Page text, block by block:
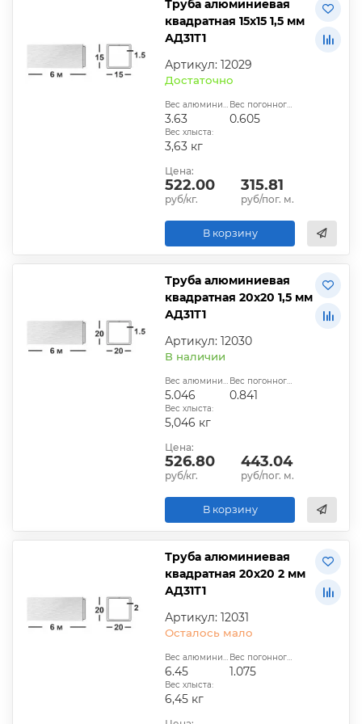
Труба алюминиевая
квадратная 15х15 1,5 мм
АД31Т1
Артикул: 12029
Достаточно
Вес алюминиевой трубы, кг:
3.63
Вес погонного метра, кг:
0.605
Вес хлыста:
3,63 кг
Цена:
522.00
руб/кг.
315.81
руб/пог. м.
В корзину
Труба алюминиевая
квадратная 20х20 1,5 мм
АД31Т1
Артикул: 12030
В наличии
Вес алюминиевой трубы, кг:
5.046
Вес погонного метра, кг:
0.841
Вес хлыста:
5,046 кг
Цена:
526.80
руб/кг.
443.04
руб/пог. м.
В корзину
Труба алюминиевая
квадратная 20х20 2 мм
АД31Т1
Артикул: 12031
Осталось мало
Вес алюминиевой трубы, кг:
6.45
Вес погонного метра, кг:
1.075
Вес хлыста:
6,45 кг